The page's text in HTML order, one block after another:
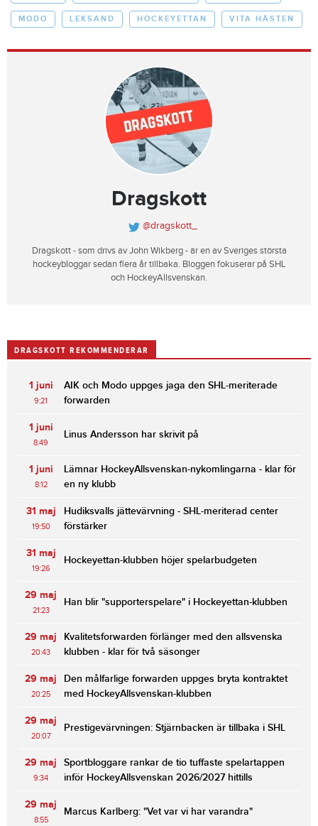
MODO LEKSAND HOCKEYETTAN VITA HÄSTEN
Dragskott
@dragskott_
Dragskott - som drivs av John Wikberg - är en av Sveriges största
hockeybloggar sedan flera år tillbaka. Bloggen fokuserar på SHL
och HockeyAllsvenskan.
DRAGSKOTT REKOMMENDERAR
1 juni
9:21
AIK och Modo uppges jaga den SHL-meriterade
forwarden
1 juni
8:49
Linus Andersson har skrivit på
1 juni
8:12
Lämnar HockeyAllsvenskan-nykomlingarna - klar för
en ny klubb
31 maj
19:50
Hudiksvalls jättevärvning - SHL-meriterad center
förstärker
31 maj
19:26
Hockeyettan-klubben höjer spelarbudgeten
29 maj
21:23
Han blir "supporterspelare" i Hockeyettan-klubben
29 maj
20:43
Kvalitetsforwarden förlänger med den allsvenska
klubben - klar för två säsonger
29 maj
20:25
Den målfarlige forwarden uppges bryta kontraktet
med HockeyAllsvenskan-klubben
29 maj
20:07
Prestigevärvningen: Stjärnbacken är tillbaka i SHL
29 maj
9:34
Sportbloggare rankar de tio tuffaste spelartappen
inför HockeyAllsvenskan 2026/2027 hittills
29 maj
8:55
Marcus Karlberg: "Vet var vi har varandra"